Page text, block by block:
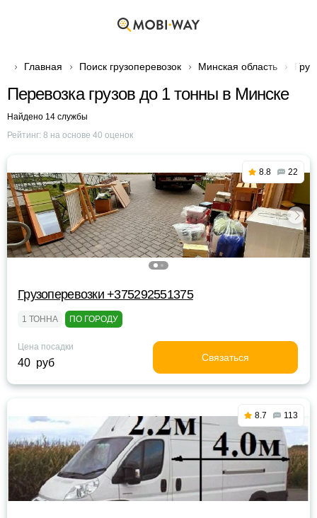
Главная Поиск грузоперевозок Минская область
Перевозка грузов до 1 тонны в Минске
Найдено 14 службы
Рейтинг: 8 на основе 40 оценок
8.8 22
Грузоперевозки +375292551375
1 ТОННА ПО ГОРОДУ
Цена посадки
40 руб Связаться
8.7 113